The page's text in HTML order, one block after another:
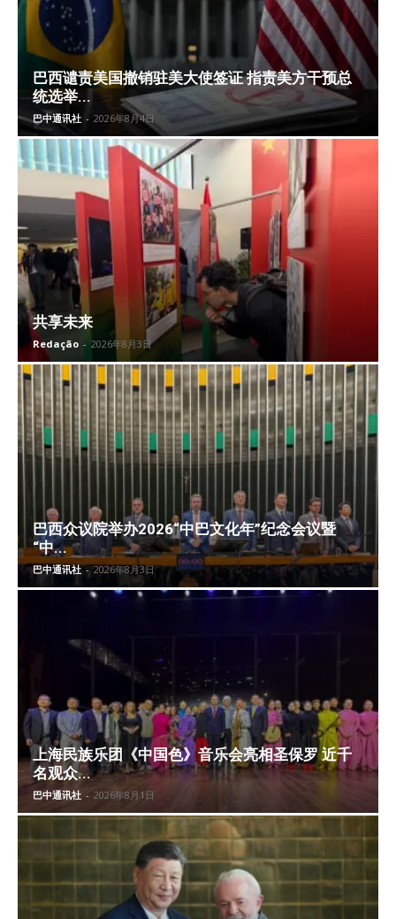
巴西谴责美国撤销驻美大使签证 指责美方干预总
统选举...
巴中通讯社 - 2026年8月4日
共享未来
Redação - 2026年8月3日
巴西众议院举办2026“中巴文化年”纪念会议暨
“中...
巴中通讯社 - 2026年8月3日
上海民族乐团《中国色》音乐会亮相圣保罗 近千
名观众...
巴中通讯社 - 2026年8月1日